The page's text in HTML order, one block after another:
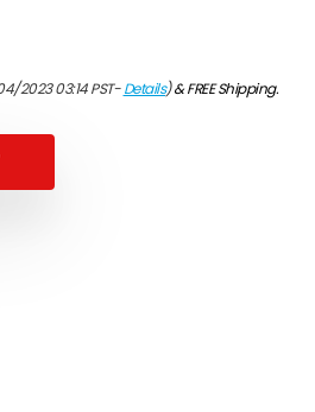
2023 03:14 PST-Details)&FREE Shipping.